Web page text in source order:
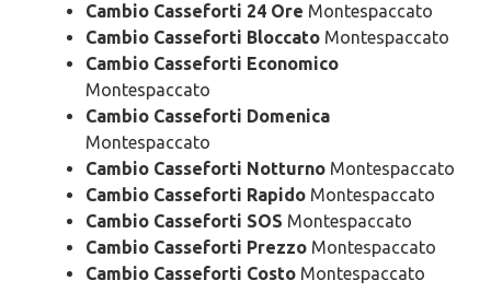
Cambio Casseforti 24 Ore Montespaccato
Cambio Casseforti Bloccato Montespaccato
Cambio Casseforti Economico
Montespaccato
Cambio Casseforti Domenica
Montespaccato
Cambio Casseforti Notturno Montespaccato
Cambio Casseforti Rapido Montespaccato
Cambio Casseforti SOS Montespaccato
Cambio Casseforti Prezzo Montespaccato
Cambio Casseforti Costo Montespaccato